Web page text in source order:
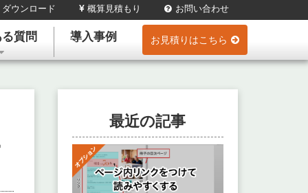
ウンロード 概算見積もり お問い合わせ
質問 導入事例 お見積りはこちら
最近の記事